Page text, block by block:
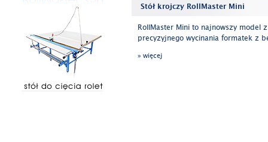
Stół krojczy RollMaster Mini
RollMaster Mini to najnowszy model
precyzyjnego wycinania formatek z
» więcej